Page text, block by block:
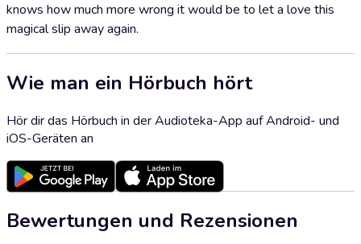
knows how much more wrong it would be to let a love this
magical slip away again.
Wie man ein Hörbuch hört
Hör dir das Hörbuch in der Audioteka-App auf Android- und
iOS-Geräten an
Bewertungen und Rezensionen